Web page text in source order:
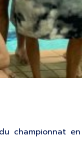
championnat